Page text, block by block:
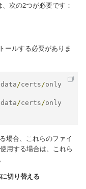
次の2つが必要です：
ールする必要がありま
data/certs/only
data/certs/only
場合、これらのファイ
用する場合は、これら
切り替える